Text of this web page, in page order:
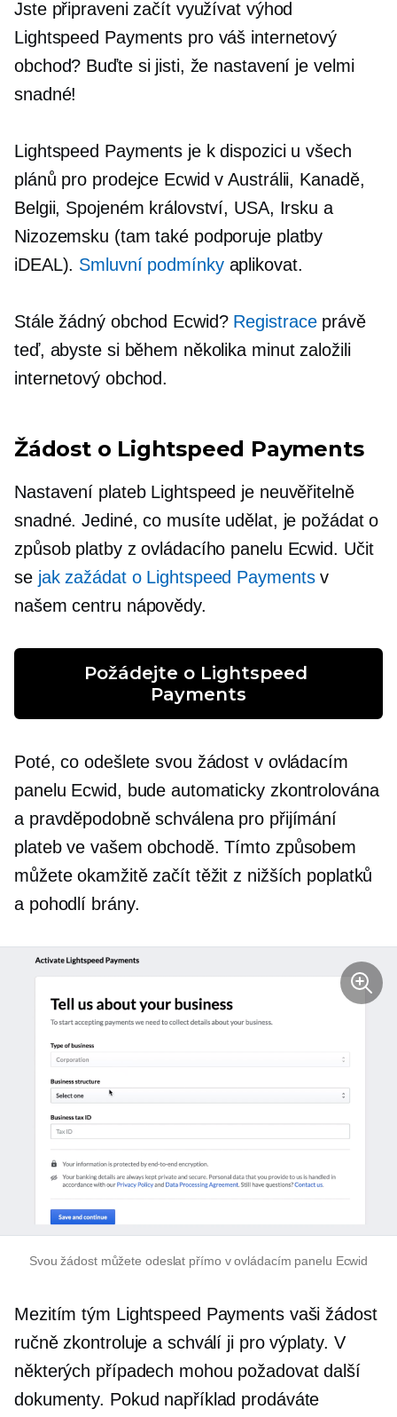
Jste připraveni začít využívat výhod
Lightspeed Payments pro váš internetový
obchod? Buďte si jisti, že nastavení je velmi
snadné!
Lightspeed Payments je k dispozici u všech
plánů pro prodejce Ecwid v Austrálii, Kanadě,
Belgii, Spojeném království, USA, Irsku a
Nizozemsku (tam také podporuje platby
iDEAL). Smluvní podmínkyaplikovat.
Stále žádný obchod Ecwid? Registrace právě
teď, abyste si během několika minut založili
internetový obchod.
Žádost o Lightspeed Payments
Nastavení plateb Lightspeed je neuvěřitelně
snadné. Jediné, co musíte udělat, je požádat o
způsob platby z ovládacího panelu Ecwid. Učit
se jak zažádat o Lightspeed Paymentsv
našem centru nápovědy.
Požádejte o Lightspeed
Payments
Poté, co odešlete svou žádost v ovládacím
panelu Ecwid, bude automaticky zkontrolována
a pravděpodobně schválena pro přijímání
plateb ve vašem obchodě. Tímto způsobem
můžete okamžitě začít těžit z nižších poplatků
a pohodlí brány.
Svou žádost můžete odeslat přímo v ovládacím panelu Ecwid
Mezitím tým Lightspeed Payments vaši žádost
ručně zkontroluje a schválí ji pro výplaty. V
některých případech mohou požadovat další
dokumenty. Pokud například prodáváte